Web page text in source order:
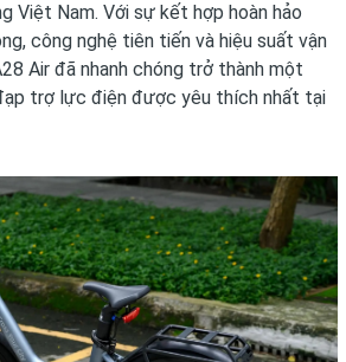
Việt Nam. Với sự kết hợp hoàn hảo
công nghệ tiên tiến và hiệu suất vận
Air đã nhanh chóng trở thành một
trợ lực điện được yêu thích nhất tại